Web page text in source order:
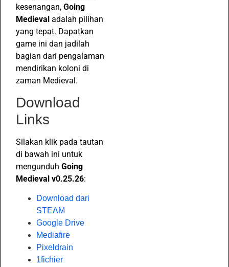
kesenangan, Going
Medieval adalah pilihan
yang tepat. Dapatkan
game ini dan jadilah
bagian dari pengalaman
mendirikan koloni di
zaman Medieval.
Download
Links
Silakan klik pada tautan
di bawah ini untuk
mengunduh Going
Medieval v0.25.26:
Download dari
STEAM
Google Drive
Mediafire
Pixeldrain
1fichier